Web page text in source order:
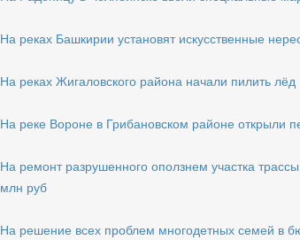
На реках Башкирии установят искусственные
На реках Жигаловского района начали пилить лёд
На реке Вороне в Грибановском районе открыли
На ремонт разрушенного оползнем участка
млн руб
На решение всех проблем многодетных семей в